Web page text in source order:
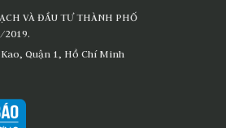
VÀ ĐẦU TƯ THÀNH PHỐ
2019.
Quận 1, Hồ Chí Minh